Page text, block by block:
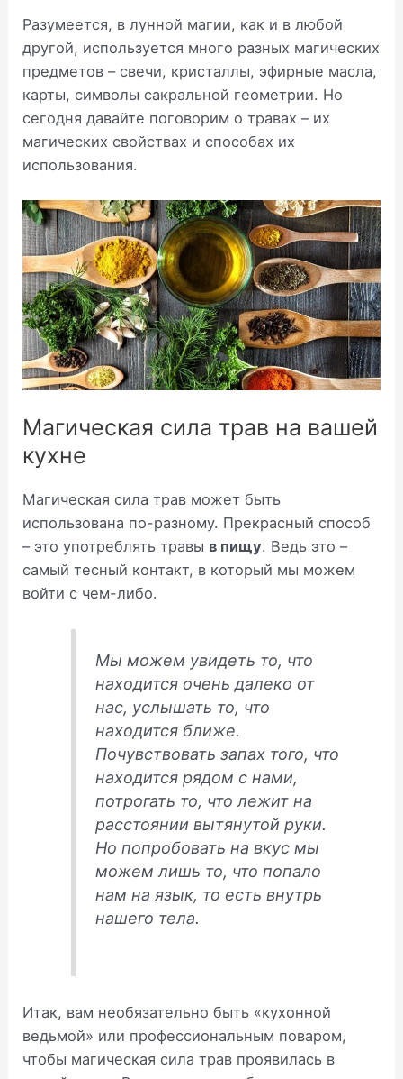
Разумеется, в лунной магии, как и в любой
другой, используется много разных магических
предметов – свечи, кристаллы, эфирные масла,
карты, символы сакральной геометрии. Но
сегодня давайте поговорим о травах – их
магических свойствах и способах их
использования.
Магическая сила трав на вашей
кухне
Магическая сила трав может быть
использована по-разному. Прекрасный способ
– это употреблять травы в пищу. Ведь это –
самый тесный контакт, в который мы можем
войти с чем-либо.
Мы можем увидеть то, что
находится очень далеко от
нас, услышать то, что
находится ближе.
Почувствовать запах того, что
находится рядом с нами,
потрогать то, что лежит на
расстоянии вытянутой руки.
Но попробовать на вкус мы
можем лишь то, что попало
нам на язык, то есть внутрь
нашего тела.
Итак, вам необязательно быть «кухонной
ведьмой» или профессиональным поваром,
чтобы магическая сила трав проявилась в